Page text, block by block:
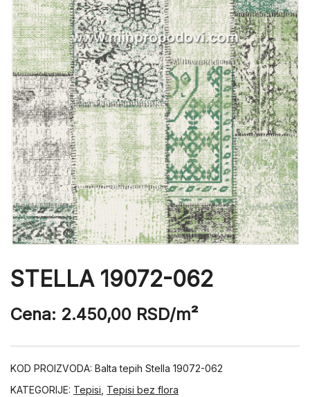
STELLA 19072-062
Cena: 2.450,00 RSD/m²
KOD PROIZVODA: Balta tepih Stella 19072-062
KATEGORIJE: Tepisi Tepisi bez flora